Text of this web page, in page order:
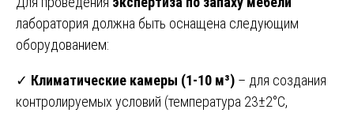
лаборатория должна быть оснащена следующим
оборудованием:
✓ Климатические камеры (1-10 м³) – для создания
контролируемых условий (температура 23±2°C,